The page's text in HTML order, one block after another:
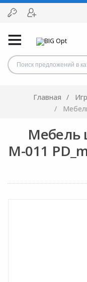
Главная
Мебель
М-011